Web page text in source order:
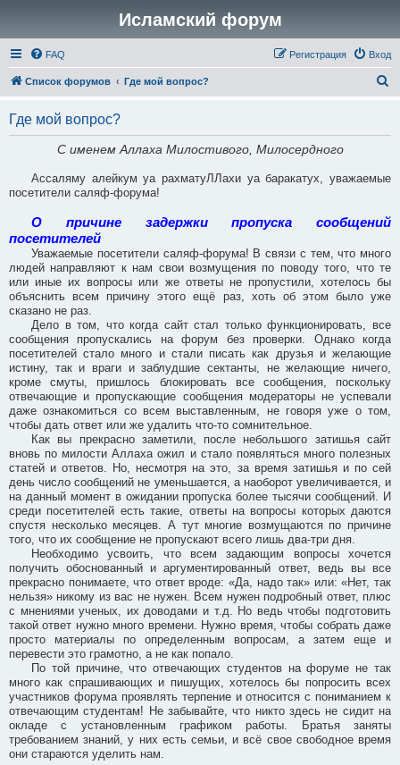
Исламский форум
FAQ Вход
Регистрация
Список форумов Где мой вопрос?
Где мой вопрос?
С именем Аллаха Милостивого, Милосердного
Ассаляму алейкум уа рахматуЛЛахи уа баракатух, уважаемые
посетители саляф-форума!
О причине задержки пропуска сообщений
посетителей
Уважаемые посетители саляф-форума! В связи с тем, что много
людей направляют к нам свои возмущения по поводу того, что те
или иные их вопросы или же ответы не пропустили, хотелось бы
объяснить всем причину этого ещё раз, хоть об этом было уже
сказано не раз.
Дело в том, что когда сайт стал только функционировать, все
сообщения пропускались на форум без проверки. Однако когда
посетителей стало много и стали писать как друзья и желающие
истину, так и враги и заблудшие сектанты, не желающие ничего,
кроме смуты, пришлось блокировать все сообщения, поскольку
отвечающие и пропускающие сообщения модераторы не успевали
даже ознакомиться со всем выставленным, не говоря уже о том,
чтобы дать ответ или же удалить что-то сомнительное.
Как вы прекрасно заметили, после небольшого затишья сайт
вновь по милости Аллаха ожил и стало появляться много полезных
статей и ответов. Но, несмотря на это, за время затишья и по сей
день число сообщений не уменьшается, а наоборот увеличивается, и
на данный момент в ожидании пропуска более тысячи сообщений. И
среди посетителей есть такие, ответы на вопросы которых даются
спустя несколько месяцев. А тут многие возмущаются по причине
того, что их сообщение не пропускают всего лишь два-три дня.
Необходимо усвоить, что всем задающим вопросы хочется
получить обоснованный и аргументированный ответ, ведь вы все
прекрасно понимаете, что ответ вроде: «Да, надо так» или: «Нет, так
нельзя» никому из вас не нужен. Всем нужен подробный ответ, плюс
с мнениями ученых, их доводами и т.д. Но ведь чтобы подготовить
такой ответ нужно много времени. Нужно время, чтобы собрать даже
просто материалы по определенным вопросам, а затем еще и
перевести это грамотно, а не как попало.
По той причине, что отвечающих студентов на форуме не так
много как спрашивающих и пишущих, хотелось бы попросить всех
участников форума проявлять терпение и относится с пониманием к
отвечающим студентам! Не забывайте, что никто здесь не сидит на
окладе с установленным графиком работы. Братья заняты
требованием знаний, у них есть семьи, и всё свое свободное время
они стараются уделить нам.